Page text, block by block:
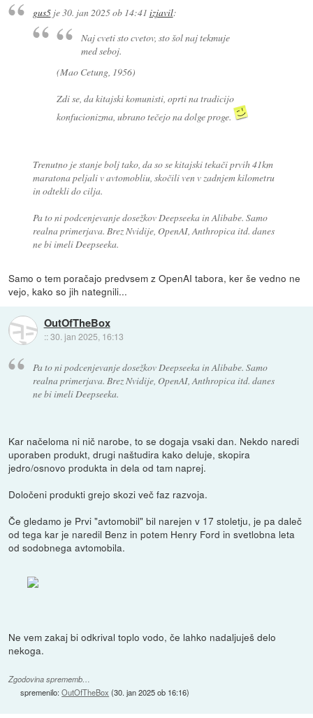
gus5je30. jan 2025 ob 14:41 izjavil:
Naj cveti sto cvetov, sto šol naj tekmuje
med seboj.
(Mao Cetung, 1956)
Zdi se, da kitajski komunisti, oprti na tradicijo
konfucionizma, ubrano tečejo na dolge proge.
Trenutno je stanje bolj tako, da so se kitajski tekači prvih 41km
maratona peljali v avtomobliu, skočili ven v zadnjem kilometru
in odtekli do cilja.
Pa to ni podcenjevanje dosežkov Deepseeka in Alibabe. Samo
realna primerjava. Brez Nvidije, OpenAI, Anthropica itd. danes
ne bi imeli Deepseeka.
Samo o tem poračajo predvsem z OpenAI tabora, ker še vedno ne
vejo, kako so jih nategnili...
OutOfTheBox
::30. jan 2025, 16:13
Pa to ni podcenjevanje dosežkov Deepseeka in Alibabe. Samo
realna primerjava. Brez Nvidije, OpenAI, Anthropica itd. danes
ne bi imeli Deepseeka.
Kar načeloma ni nič narobe, to se dogaja vsaki dan. Nekdo naredi
uporaben produkt, drugi naštudira kako deluje, skopira
jedro/osnovo produkta in dela od tam naprej.
Določeni produkti grejo skozi več faz razvoja.
Če gledamo je Prvi "avtomobil" bil narejen v 17 stoletju, je pa daleč
od tega kar je naredil Benz in potem Henry Ford in svetlobna leta
od sodobnega avtomobila.
Ne vem zakaj bi odkrival toplo vodo, če lahko nadaljuješ delo
nekoga.
Zgodovina sprememb…
spremenilo:OutOfTheBox (30. jan 2025 ob 16:16)